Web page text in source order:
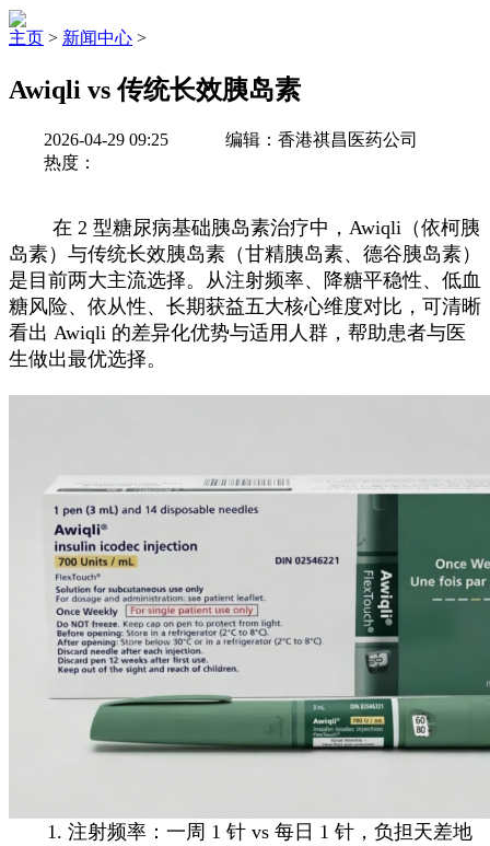
主页 > 新闻中心 >
Awiqli vs 传统长效胰岛素
2026-04-29 09:25
编辑：香港祺昌医药公司
热度：
在 2 型糖尿病基础胰岛素治疗中，Awiqli（依柯胰
岛素）与传统长效胰岛素（甘精胰岛素、德谷胰岛素）
是目前两大主流选择。从注射频率、降糖平稳性、低血
糖风险、依从性、长期获益五大核心维度对比，可清晰
看出 Awiqli 的差异化优势与适用人群，帮助患者与医
生做出最优选择。
1. 注射频率：一周 1 针 vs 每日 1 针，负担天差地